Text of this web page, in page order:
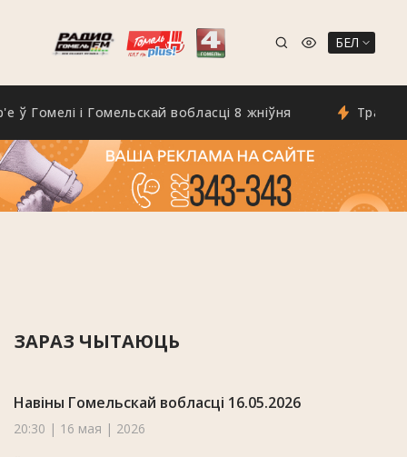
БЕЛ
і Гомельскай вобласці 8 жніўня Трагедыя на
ЗАРАЗ ЧЫТАЮЦЬ
Навіны Гомельскай вобласці 16.05.2026
20:30 | 16 мая | 2026